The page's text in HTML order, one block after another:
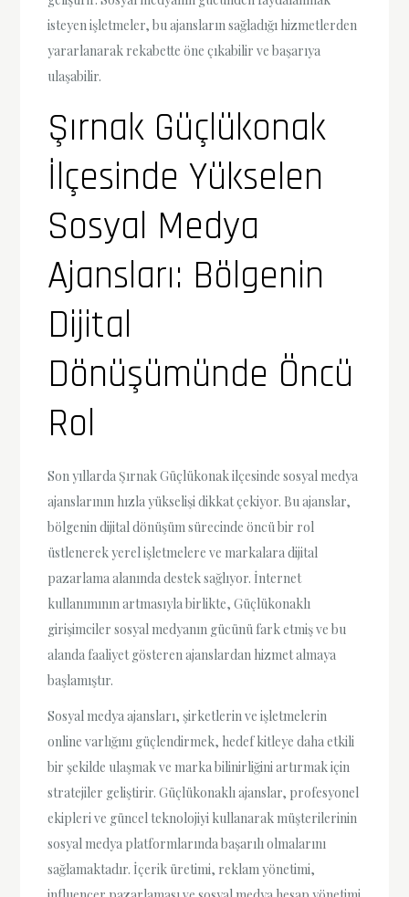
isteyen işletmeler, bu ajansların sağladığı hizmetlerden
yararlanarak rekabette öne çıkabilir ve başarıya
ulaşabilir.
Şırnak Güçlükonak
İlçesinde Yükselen
Sosyal Medya
Ajansları: Bölgenin
Dijital
Dönüşümünde Öncü
Rol
Son yıllarda Şırnak Güçlükonak ilçesinde sosyal medya
ajanslarının hızla yükselişi dikkat çekiyor. Bu ajanslar,
bölgenin dijital dönüşüm sürecinde öncü bir rol
üstlenerek yerel işletmelere ve markalara dijital
pazarlama alanında destek sağlıyor. İnternet
kullanımının artmasıyla birlikte, Güçlükonaklı
girişimciler sosyal medyanın gücünü fark etmiş ve bu
alanda faaliyet gösteren ajanslardan hizmet almaya
başlamıştır.
Sosyal medya ajansları, şirketlerin ve işletmelerin
online varlığını güçlendirmek, hedef kitleye daha etkili
bir şekilde ulaşmak ve marka bilinirliğini artırmak için
stratejiler geliştirir. Güçlükonaklı ajanslar, profesyonel
ekipleri ve güncel teknolojiyi kullanarak müşterilerinin
sosyal medya platformlarında başarılı olmalarını
sağlamaktadır. İçerik üretimi, reklam yönetimi,